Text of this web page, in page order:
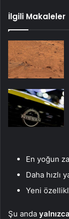
İlgili Makaleler
En yoğun
Daha hızlı
Yeni
Şu anda